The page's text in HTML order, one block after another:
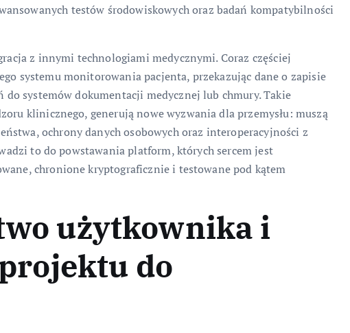
testów środowiskowych oraz badań kompatybilności
z innymi technologiami medycznymi. Coraz częściej
systemu monitorowania pacjenta, przekazując dane o zapisie
do systemów dokumentacji medycznej lub chmury. Takie
klinicznego, generują nowe wyzwania dla przemysłu: muszą
ochrony danych osobowych oraz interoperacyjności z
to do powstawania platform, których sercem jest
chronione kryptograficznie i testowane pod kątem
użytkownika i
do